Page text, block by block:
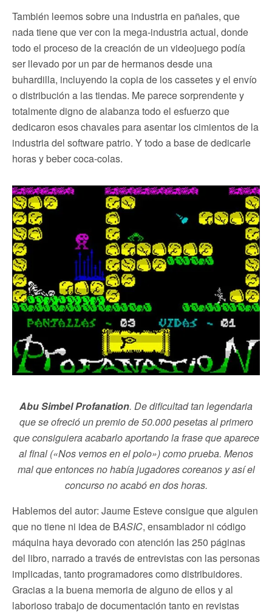
También leemos sobre una industria en pañales, que
nada tiene que ver con la mega-industria actual, donde
todo el proceso de la creación de un videojuego podía
ser llevado por un par de hermanos desde una
buhardilla, incluyendo la copia de los cassetes y el envío
o distribución a las tiendas. Me parece sorprendente y
totalmente digno de alabanza todo el esfuerzo que
dedicaron esos chavales para asentar los cimientos de la
industria del software patrio. Y todo a base de dedicarle
horas y beber coca-colas.
Abu Simbel Profanation. De dificultad tan legendaria
que se ofreció un premio de 50.000 pesetas al primero
que consiguiera acabarlo aportando la frase que aparece
al final («Nos vemos en el polo») como prueba. Menos
mal que entonces no había jugadores coreanos y así el
concurso no acabó en dos horas.
Hablemos del autor: Jaume Esteve consigue que alguien
que no tiene ni idea de BASIC, ensamblador ni código
máquina haya devorado con atención las 250 páginas
del libro, narrado a través de entrevistas con las personas
implicadas, tanto programadores como distribuidores.
Gracias a la buena memoria de alguno de ellos y al
laborioso trabajo de documentación tanto en revistas